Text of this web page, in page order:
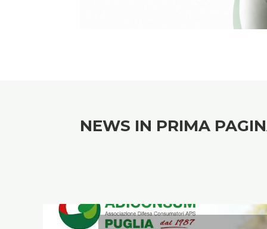
NEWS IN PRIMA